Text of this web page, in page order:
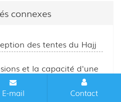
connexes
des tentes du Hajj
et la capacité d'une
à Mina ?
E-mail Contact